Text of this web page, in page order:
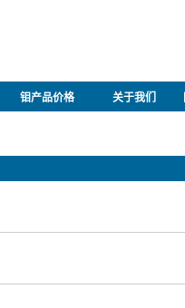
钼产品价格 关于我们